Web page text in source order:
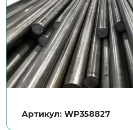
Артикул: WP358827